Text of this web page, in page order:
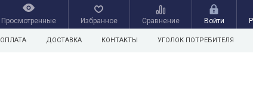
Просмотренные Избранное Сравнение Войти
ОПЛАТА ДОСТАВКА КОНТАКТЫ УГОЛОК ПОТРЕБИТЕЛЯ